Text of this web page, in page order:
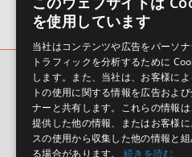
★1
レビューをもっと見る »
意いただく必要がございます。
KONTAKTフォーマットについて：
せんので、ご注意ください。また、Add
も対応しておりません。
製品の購入手続き完了後、受注確認メールと
通が送信されます。メールに記載されており
導入を行って下さい。
ダウンロード製品という性質上、一切の返品
関連ブログ記事
効果音 ALIEN
会社概要 環境保護（CSR）への取り組み
サイト動作環境
利用規約 個人情
を使用しています
当社はコンテンツや広告をパーソナ
トラフィックを分析するために
します。また、当社は、お客様に
トの使用に関する情報を広告およ
ナーと共有します。これらの情報
提供した他の情報、またはお客様
スの使用から収集した他の情報と
る場合があります。
続きを読む